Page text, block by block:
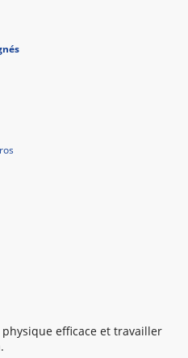
efficace et travailler